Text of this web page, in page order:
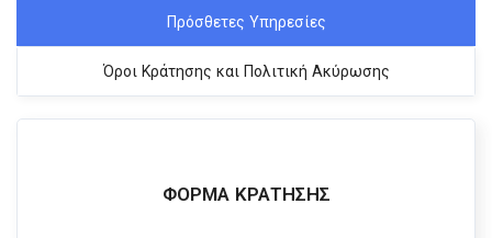
Πρόσθετες Υπηρεσίες
Όροι Κράτησης και Πολιτική Ακύρωσης
ΦΌΡΜΑ ΚΡΆΤΗΣΗΣ